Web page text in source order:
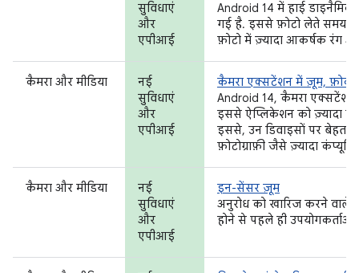
सुविधाएं
और
एपीआई
Android 14 में हाई
गई है. इससे फ़ोटो लेते समय
फ़ोटो में ज़्यादा आकर्षक रंग और
कैमरा और मीडिया
नई
सुविधाएं
और
एपीआई
कैमरा एक्सटेंशन में ज़ूम,
Android 14, कैमरा एक्सटेंशन
इससे ऐप्लिकेशन को ज़्यादा
इससे, उन डिवाइसों पर बेहतर
फ़ोटोग्राफ़ी जैसे ज़्यादा
कैमरा और मीडिया
नई
सुविधाएं
और
एपीआई
इन-सेंसर ज़ूम
अनुरोध को खारिज करने वाले
होने से पहले ही